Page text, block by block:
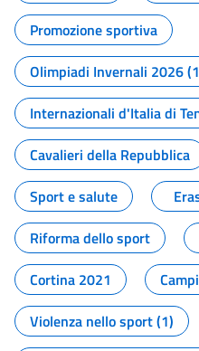
Promozione sportiva
Olimpiadi Invernali 2026
Internazionali d'Italia di
Cavalieri della Repubblica
Sport e salute
Riforma dello sport
Cortina 2021
Violenza nello sport (1)